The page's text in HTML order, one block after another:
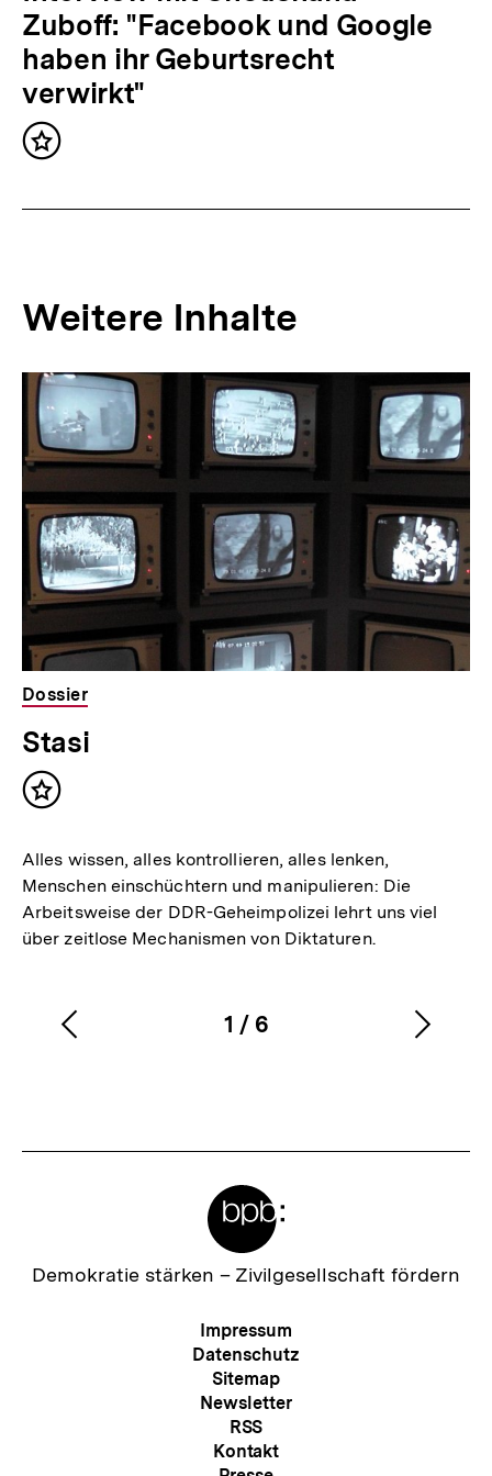
:
ä
c
h
s
t
n
h
a
:
Zuboff: "Facebook und Google
haben ihr Geburtsrecht
verwirkt"
Inhalt
Weitere Inhalte
Inhaltskarousell
für
weitere
Inhalte
Inhaltskarussell
überspringen
Dossier
Stasi
Inhalt
Alles wissen, alles kontrollieren, alles lenken,
Menschen einschüchtern und manipulieren: Die
Arbeitsweise der DDR-Geheimpolizei lehrt uns viel
über zeitlose Mechanismen von Diktaturen.
Karussellinhalt
1
von
/ 6
Vorherigen
Zur
Demokratie stärken – Zivilgesellschaft fördern
Meta-
Navigation
Impressum
Datenschutz
Sitemap
Newsletter
RSS
Kontakt